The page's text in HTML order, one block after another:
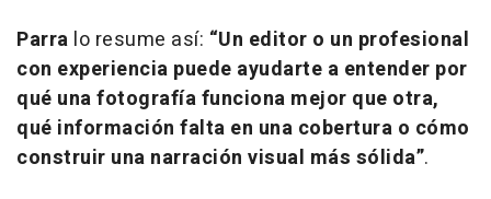
Parra lo resume así: “Un editor o un profesional
con experiencia puede ayudarte a entender por
qué una fotografía funciona mejor que otra,
qué información falta en una cobertura o cómo
construir una narración visual más sólida”.